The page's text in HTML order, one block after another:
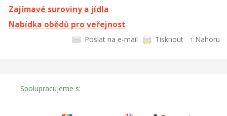
Zajímavé suroviny a jídla
Nabídka obědů pro veřejnost
Poslat na e-mail Tisknout ↑ Nahoru
Spolupracujeme s: